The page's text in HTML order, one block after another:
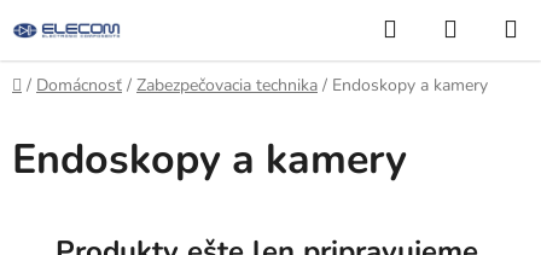
na
obsah
Hľadať
KOŠÍK
Domov
/ Domácnosť / Zabezpečovacia technika / Endoskopy a kamery
Endoskopy a kamery